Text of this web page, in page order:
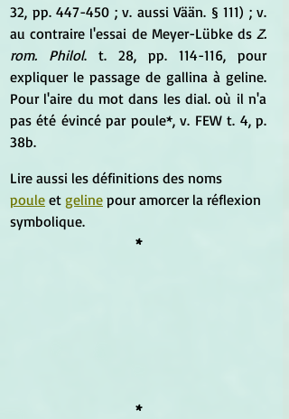
32, pp. 447-450 ; v. aussi Vään. § 111) ; v.
au contraire l'essai de Meyer-Lübke ds Z.
rom. Philol. t. 28, pp. 114-116, pour
expliquer le passage de gallina à geline.
Pour l'aire du mot dans les dial. où il n'a
pas été évincé par poule*, v. FEW t. 4, p.
38b.
Lire aussi les définitions des noms
poule et geline pour amorcer la réflexion
symbolique.
*
*